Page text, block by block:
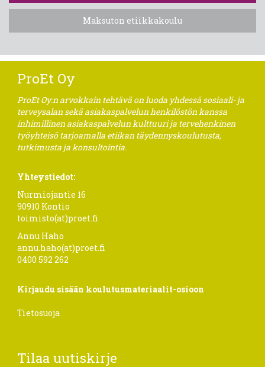
Maksuton etiikkakoulu
ProEt Oy
ProEt Oy:n arvokkain tehtävä on luoda yhdessä sosiaali- ja
terveysalan sekä asiakaspalvelun henkilöstön kanssa
inhimillinen asiakaspalvelun kulttuuri ja tervehenkinen
työyhteisö tarjoamalla etiikan täydennyskoulutusta,
tutkimusta ja konsultointia.
Yhteystiedot:
Nurmiojantie 16
90910 Kontio
toimisto(at)proet.fi
Annu Haho
annu.haho(at)proet.fi
0400 592 262
Kirjaudu sisään koulutusmateriaalit-osioon
Tietosuoja
Tilaa uutiskirje